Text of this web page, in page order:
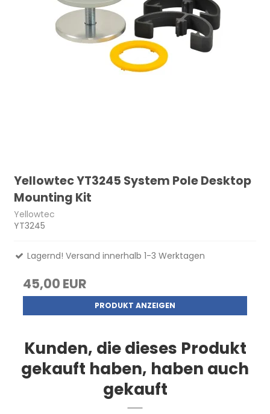
Yellowtec YT3245 System Pole Desktop
Mounting Kit
Yellowtec
YT3245
Lagernd! Versand innerhalb 1-3 Werktagen
45,00 EUR
PRODUKT ANZEIGEN
Kunden, die dieses Produkt
gekauft haben, haben auch
gekauft